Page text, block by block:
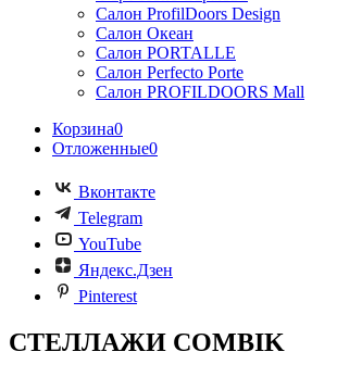
Салон ProfilDoors Design
Салон Океан
Салон PORTALLE
Салон Perfecto Portе
Салон PROFILDOORS Mall
Корзина0
Отложенные0
Вконтакте
Telegram
YouTube
Яндекс.Дзен
Pinterest
СТЕЛЛАЖИ COMBIK